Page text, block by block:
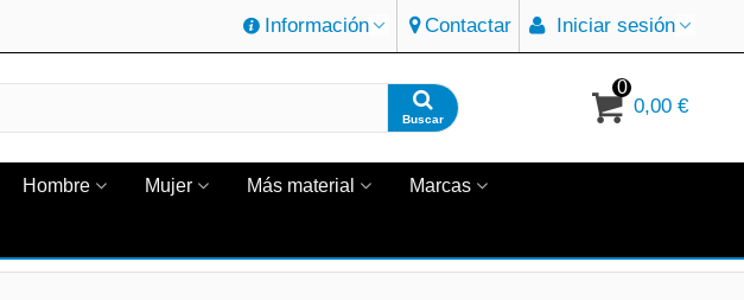
Información Contactar Iniciar sesión
Buscar
0
0,00 €
Hombre Mujer Más material Marcas